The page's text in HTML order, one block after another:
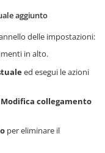
aggiunto
delle impostazioni:
in alto.
ed esegui le azioni
Modifica collegamento
per eliminare il